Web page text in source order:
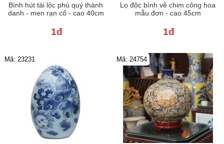
Bình hút tài lộc phú quý thành
danh - men rạn cổ - cao 40cm
1đ
Lọ độc bình vẽ chim công hoa
mẫu đơn - cao 45cm
1đ
Mã: 23231 Mã: 24754